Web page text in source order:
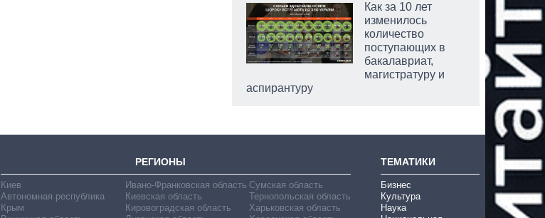
Как за 10 лет
изменилось
количество
поступающих в
бакалавриат,
магистратуру и
аспирантуру
РЕГИОНЫ
Киев
Автономная республика
Крым
Ивано-Франковская область
Киевская область
Кировоградская область
Сумская область
Тернопольская область
Харьковская область
ТЕМАТИКИ
Бизнес
Культура
Наука